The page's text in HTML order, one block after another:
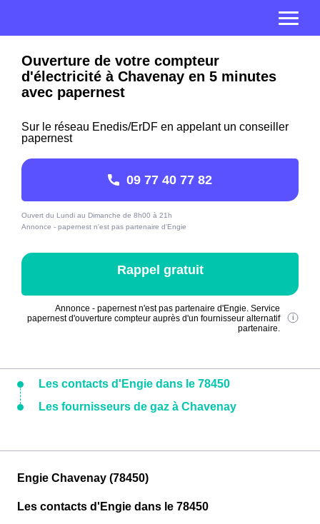
Ouverture de votre compteur
d'électricité à Chavenay en 5 minutes
avec papernest
Sur le réseau Enedis/ErDF en appelant un conseiller
papernest
09 77 40 77 82
Ouvert du Lundi au Dimanche de 8h00 à 21h
Annonce - papernest n'est pas partenaire d'Engie
Rappel gratuit
Annonce - papernest n'est pas partenaire d'Engie. Service
papernest d'ouverture compteur auprès d'un fournisseur alternatif
partenaire.
Les contacts d'Engie dans le 78450
Les fournisseurs de gaz à Chavenay
Engie Chavenay (78450)
Les contacts d'Engie dans le 78450